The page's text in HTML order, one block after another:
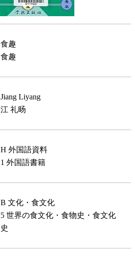
食趣
食趣
Jiang Liyang
江 礼旸
H 外国語資料
1 外国語書籍
B 文化・食文化
5 世界の食文化・食物史・食文化
史